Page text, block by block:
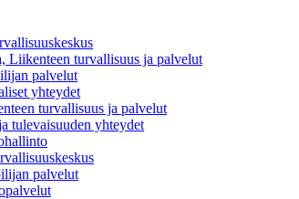
Liikenteen turvallisuus ja palvelut
palvelut
yhteydet
turvallisuus ja palvelut
tulevaisuuden yhteydet
palvelut